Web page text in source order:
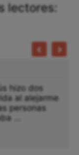
lectores:
hizo dos
al alejarme
personas
...